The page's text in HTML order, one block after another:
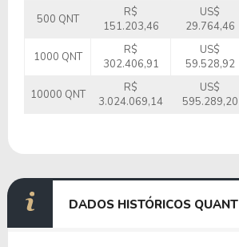
500 QNT
R$
151.203,46
US$
29.764,46
1000 QNT
R$
302.406,91
US$
59.528,92
10000 QNT
R$
3.024.069,14
US$
595.289,20
DADOS HISTÓRICOS QUANT